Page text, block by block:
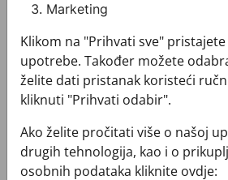
Marketing
Klikom na "Prihvati sve"
upotrebe. Također možete
želite dati pristanak koristeći
kliknuti "Prihvati odabir".
Ako želite pročitati više o našoj
drugih tehnologija, kao i o
osobnih podataka kliknite ovdje: